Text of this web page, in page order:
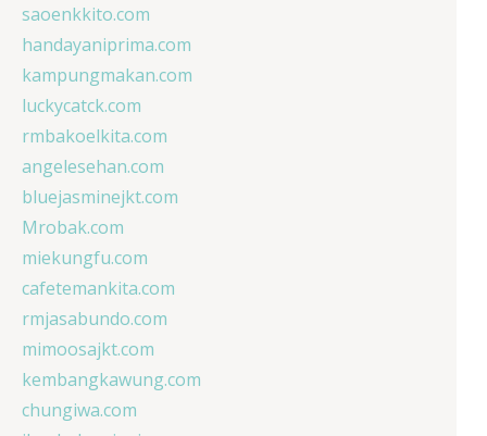
saoenkkito.com
handayaniprima.com
kampungmakan.com
luckycatck.com
rmbakoelkita.com
angelesehan.com
bluejasminejkt.com
Mrobak.com
miekungfu.com
cafetemankita.com
rmjasabundo.com
mimoosajkt.com
kembangkawung.com
chungiwa.com